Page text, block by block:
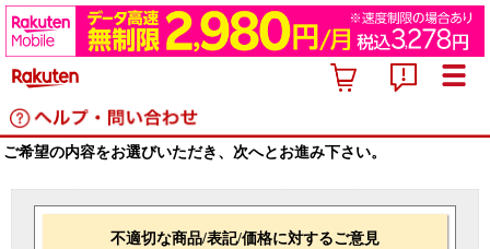
ご希望の内容をお選びいただき、次へとお進み下さい。
不適切な商品/表記/価格に対するご意見